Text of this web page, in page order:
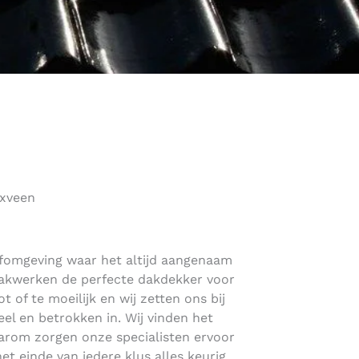
waar het altijd aangenaam
de perfecte dakdekker voor
of te moeilijk en wij zetten ons bij
en betrokken in. Wij vinden het
zorgen onze specialisten ervoor